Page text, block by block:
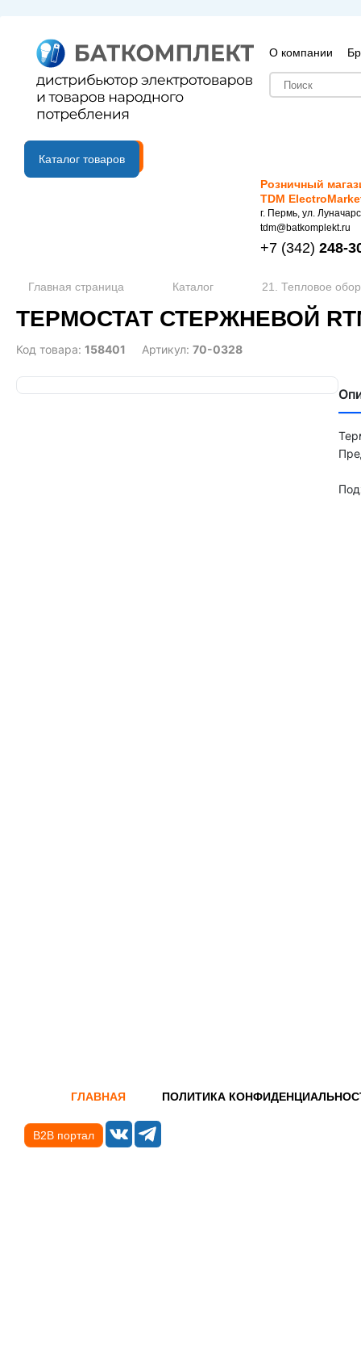
О компании
B2B портал
Каталог товаров
Розничный
TDM
г. Пермь, ул.
tdm@batkomplekt.ru
+7 (342) 248-
Главная страница Каталог 21. Тепловое
ТЕРМОСТАТ СТЕРЖНЕВОЙ
Код товара: 158401 Артикул: 70-0328
ГЛАВНАЯ ПОЛИТИКА
B2B портал